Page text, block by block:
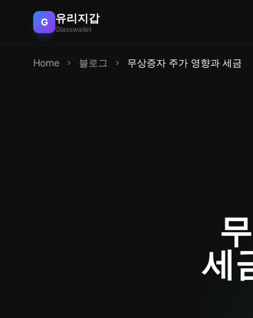
G 유리지갑
Glasswallet
Home 블로그 무상증자 주가 영향과 세금
세